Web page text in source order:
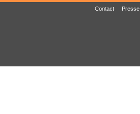
Contact Presse